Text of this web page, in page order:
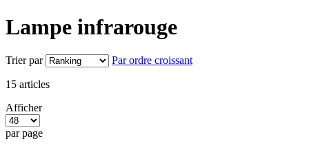
Lampe infrarouge
Trier par Par ordre croissant
15 articles
Afficher
par page